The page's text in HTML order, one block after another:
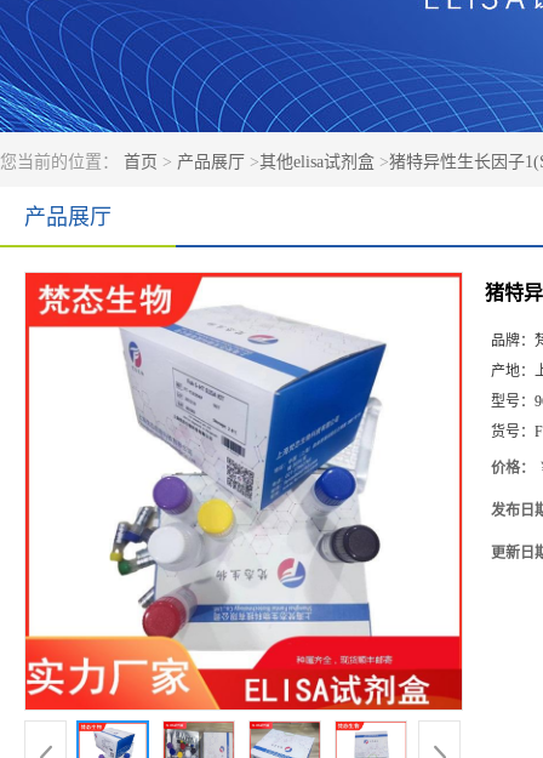
您当前的位置： 首页 > 产品展厅 >其他elisa试剂盒 >猪特异性生长因子
产品展厅
猪特
品牌：
产地：
型号：
货号：
价格：
发布日
更新日